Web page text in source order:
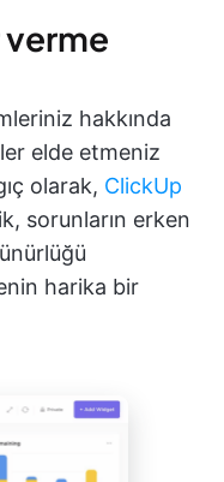
verme
hakkında
elde etmeniz
olarak, ClickUp
sorunların erken
harika bir